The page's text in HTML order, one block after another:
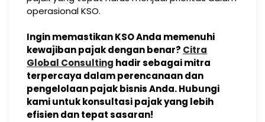
operasional KSO.
Ingin memastikan KSO Anda memenuhi
kewajiban pajak dengan benar? Citra
Global Consulting hadir sebagai mitra
terpercaya dalam perencanaan dan
pengelolaan pajak bisnis Anda. Hubungi
kami untuk konsultasi pajak yang lebih
efisien dan tepat sasaran!